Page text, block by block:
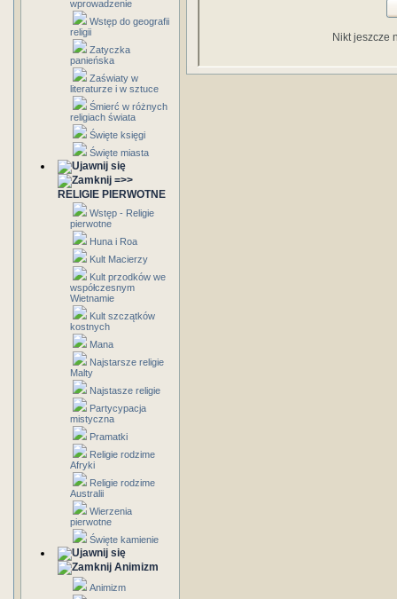
wprowadzenie
Wstęp do geografii
religii
Zatyczka
panieńska
Zaświaty w
literaturze i w sztuce
Śmierć w różnych
religiach świata
Święte księgi
Święte miasta
=>>
RELIGIE PIERWOTNE
Wstęp - Religie
pierwotne
Huna i Roa
Kult Macierzy
Kult przodków we
współczesnym
Wietnamie
Kult szczątków
kostnych
Mana
Najstarsze religie
Malty
Najstasze religie
Partycypacja
mistyczna
Pramatki
Religie rodzime
Afryki
Religie rodzime
Australii
Wierzenia
pierwotne
Święte kamienie
Animizm
Animizm
Nikt jeszcze